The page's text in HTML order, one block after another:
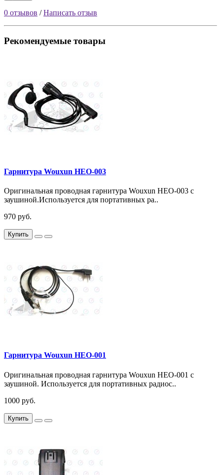
0 отзывов /Написать отзыв
Рекомендуемые товары
Гарнитура Wouxun HEO-003
Оригинальная проводная гарнитура Wouxun HEO-003 с
заушиной.Используется для портативных ра..
970 руб.
Купить
Гарнитура Wouxun HEO-001
Оригинальная проводная гарнитура Wouxun HEO-001 с
заушиной. Используется для портативных радиос..
1000 руб.
Купить